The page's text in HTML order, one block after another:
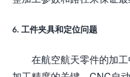
6. 工件夹具和定位问题
在航空航天零件的加